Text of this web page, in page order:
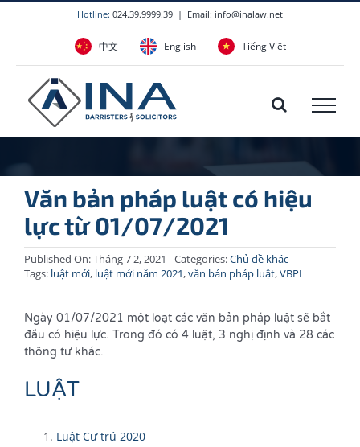
Hotline: 024.39.9999.39 | Email: info@inalaw.net
中文 English Tiếng Việt
Văn bản pháp luật có hiệu
lực từ 01/07/2021
Published On: Tháng 7 2, 2021 Categories:Chủ đề khác
Tags: luật mới, luật mới năm 2021,văn bản pháp luật,VBPL
Ngày 01/07/2021 một loạt các văn bản pháp luật sẽ bắt
đầu có hiệu lực. Trong đó có 4 luật, 3 nghị định và 28 các
thông tư khác.
LUẬT
Luật Cư trú 2020